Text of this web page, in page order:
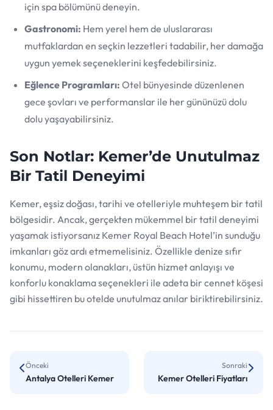
için spa bölümünü deneyin.
Gastronomi: Hem yerel hem de uluslararası
mutfaklardan en seçkin lezzetleri tadabilir, her damağa
uygun yemek seçeneklerini keşfedebilirsiniz.
Eğlence Programları: Otel bünyesinde düzenlenen
gece şovları ve performanslar ile her gününüzü dolu
dolu yaşayabilirsiniz.
Son Notlar: Kemer’de Unutulmaz
Bir Tatil Deneyimi
Kemer, eşsiz doğası, tarihi ve otelleriyle muhteşem bir tatil
bölgesidir. Ancak, gerçekten mükemmel bir tatil deneyimi
yaşamak istiyorsanız Kemer Royal Beach Hotel’in sunduğu
imkanları göz ardı etmemelisiniz. Özellikle denize sıfır
konumu, modern olanakları, üstün hizmet anlayışı ve
konforlu konaklama seçenekleri ile adeta bir cennet köşesi
gibi hissettiren bu otelde unutulmaz anılar biriktirebilirsiniz.
Önceki
Antalya Otelleri Kemer
Sonraki
Kemer Otelleri Fiyatları